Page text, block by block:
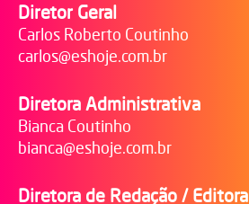
Diretor Geral
Carlos Roberto Coutinho
carlos@eshoje.com.br
Diretora Administrativa
Bianca Coutinho
bianca@eshoje.com.br
Diretora de Redação / Editora